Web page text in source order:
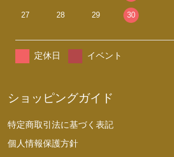
27 28 29 30
定休日 イベント
ショッピングガイド
特定商取引法に基づく表記
個人情報保護方針